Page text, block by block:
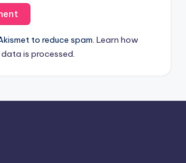
to reduce spam. Learn how
is processed.